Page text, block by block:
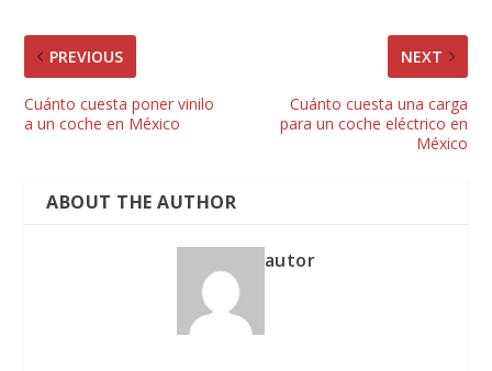
PREVIOUS
Cuánto cuesta poner vinilo
a un coche en México
NEXT
Cuánto cuesta una carga
para un coche eléctrico en
México
ABOUT THE AUTHOR
autor